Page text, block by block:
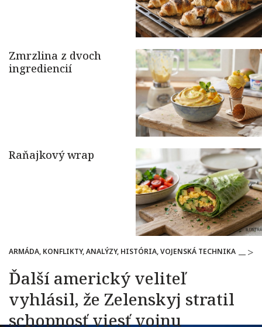
ARMÁDA, KONFLIKTY, ANALÝZY, HISTÓRIA, VOJENSKÁ TECHNIKA